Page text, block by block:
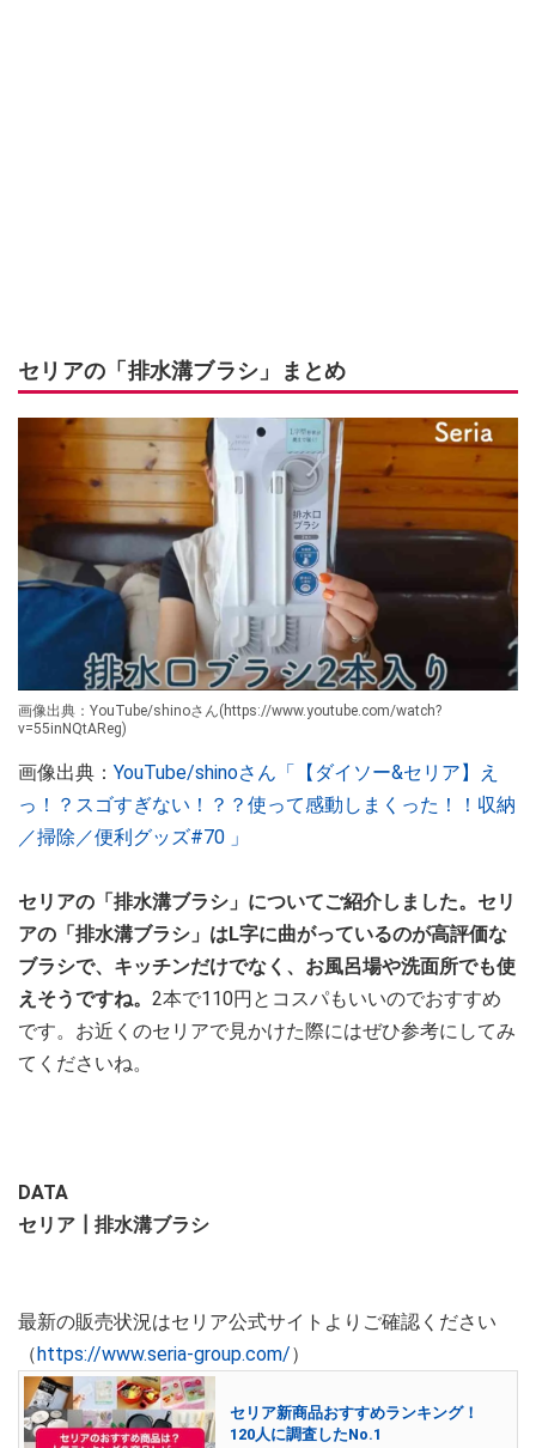
セリアの「排水溝ブラシ」まとめ
画像出典：YouTube/shinoさん(https://www.youtube.com/watch?
v=55inNQtAReg)
画像出典： YouTube/shinoさん「【ダイソー&セリア】え
っ！？スゴすぎない！？？使って感動しまくった！！収納
／掃除／便利グッズ#70 」
セリアの「排水溝ブラシ」についてご紹介しました。セリ
アの「排水溝ブラシ」はL字に曲がっているのが高評価な
ブラシで、キッチンだけでなく、お風呂場や洗面所でも使
えそうですね。 2本で110円とコスパもいいのでおすすめ
です。お近くのセリアで見かけた際にはぜひ参考にしてみ
てくださいね。
DATA
セリア┃排水溝ブラシ
最新の販売状況はセリア公式サイトよりご確認ください
（https://www.seria-group.com/）
セリア新商品おすすめランキング！
120人に調査したNo.1